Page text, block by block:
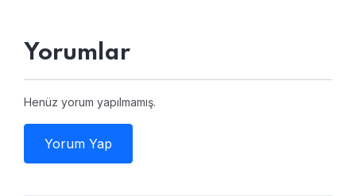
Yorumlar
Henüz yorum yapılmamış.
Yorum Yap